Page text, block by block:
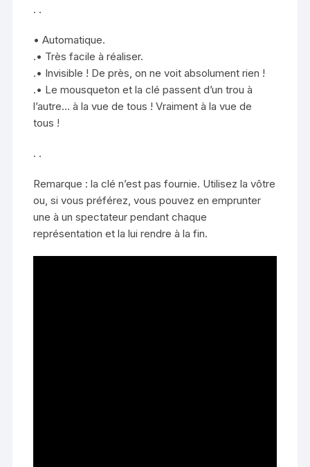
. .
• Automatique.
.• Très facile à réaliser.
.• Invisible ! De près, on ne voit absolument rien !
.• Le mousqueton et la clé passent d’un trou à
l’autre… à la vue de tous ! Vraiment à la vue de
tous !
. .
Remarque : la clé n’est pas fournie. Utilisez la vôtre
ou, si vous préférez, vous pouvez en emprunter
une à un spectateur pendant chaque
représentation et la lui rendre à la fin.